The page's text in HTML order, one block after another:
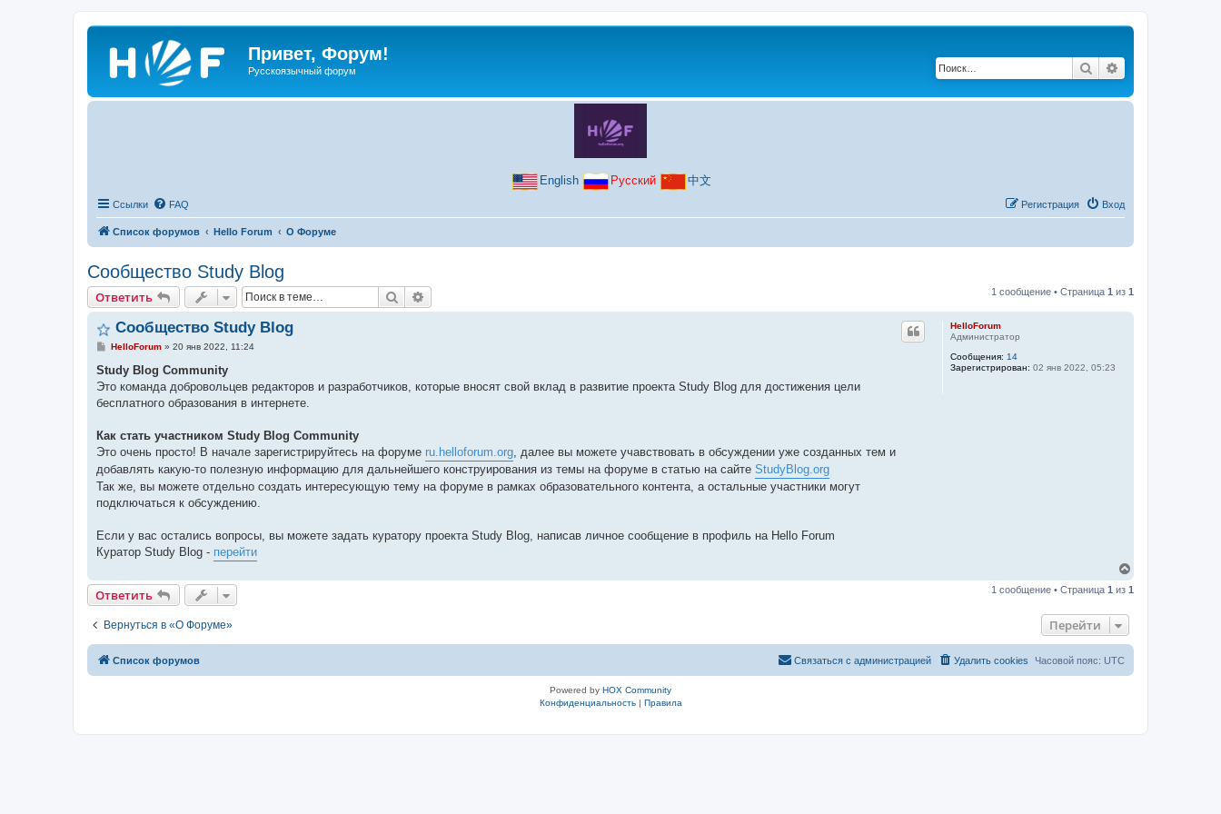
Привет, Форум!
Русскоязычный форум Поиск
English Русский 中文
Ссылки FAQ Вход
Регистрация
Список форумов Hello Forum О Форуме
Сообщество Study Blog
Ответить Поиск 1 сообщение • Страница 1 из 1
HelloForum
Администратор
Сообщения: 14
Зарегистрирован: 02 янв 2022, 05:23
Сообщество Study Blog
С
о
щ
е
е
HelloForum» 20 янв 2022, 11:24
Study Blog Community
Это команда добровольцев редакторов и разработчиков, которые вносят свой вклад в развитие проекта Study Blog для достижения цели
бесплатного образования в интернете.
Как стать участником Study Blog Community
Это очень просто! В начале зарегистрируйтесь на форуме ru.helloforum.org, далее вы можете учавствовать в обсуждении уже созданных тем и
добавлять какую-то полезную информацию для дальнейшего конструирования из темы на форуме в статью на сайте StudyBlog.org
Так же, вы можете отдельно создать интересующую тему на форуме в рамках образовательного контента, а остальные участники могут
подключаться к обсуждению.
Если у вас остались вопросы, вы можете задать куратору проекта Study Blog, написав личное сообщение в профиль на Hello Forum
Куратор Study Blog - перейти
р
я
а
Ответить 1 сообщение • Страница 1 из 1
Вернуться в «О Форуме» Перейти
Список форумов Часовой пояс: UTC
Удалить cookies
Связаться с администрацией
Powered by HOX Community
Конфиденциальность| Правила